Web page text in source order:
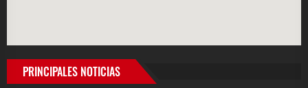
PRINCIPALES NOTICIAS